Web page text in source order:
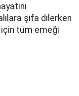
şifa dilerken
için tüm emeği